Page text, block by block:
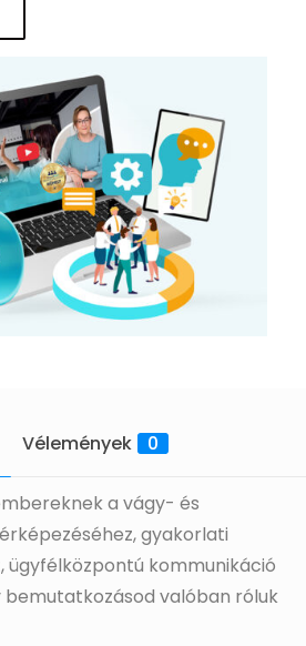
Vélemények 0
a vágy- és
gyakorlati
ügyfélközpontú kommunikáció
bemutatkozásod valóban róluk